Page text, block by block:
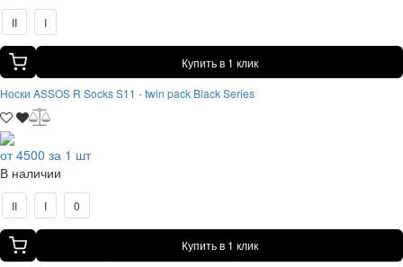
II I
Купить в 1 клик
Носки ASSOS R Socks S11 - twin pack Black Series
от 4500 за 1 шт
В наличии
II I 0
Купить в 1 клик